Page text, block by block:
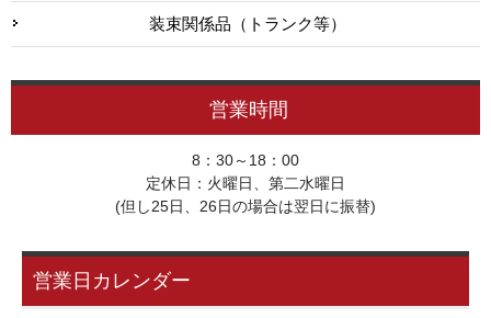
装束関係品（トランク等）
営業時間
8：30～18：00
定休日：火曜日、第二水曜日
(但し25日、26日の場合は翌日に振替)
営業日カレンダー